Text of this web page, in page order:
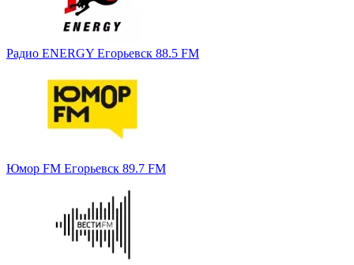
Радио ENERGY Егорьевск 88.5 FM
Юмор FM Егорьевск 89.7 FM